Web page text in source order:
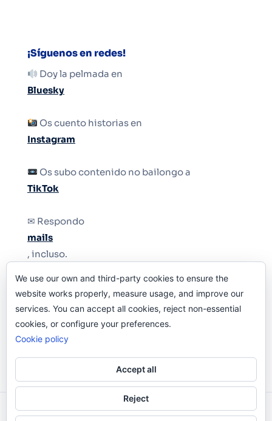
¡Síguenos en redes!
Doy la pelmada en
Bluesky
Os cuento historias en
Instagram
Os subo contenido no bailongo a
TikTok
✉ Respondo
mails
, incluso.
Y si una persona no puede tener teléfono, que
le quiten el teléfono.
Odi O'Malley © 2016-2025. Todos Los Derechos
We use our own and third-party cookies to ensure the
website works properly, measure usage, and improve our
services. You can accept all cookies, reject non-essential
cookies, or configure your preferences.
Cookie policy
Accept all
Reject